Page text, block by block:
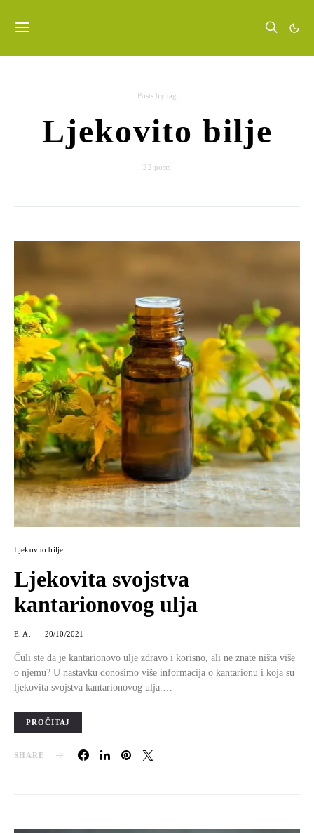
Posts by tag
Ljekovito bilje
22 posts
Ljekovito bilje
Ljekovita svojstva
kantarionovog ulja
E. A. 20/10/2021
Čuli ste da je kantarionovo ulje zdravo i korisno, ali ne znate ništa više
o njemu? U nastavku donosimo više informacija o kantarionu i koja su
ljekovita svojstva kantarionovog ulja.…
PROČITAJ
SHARE